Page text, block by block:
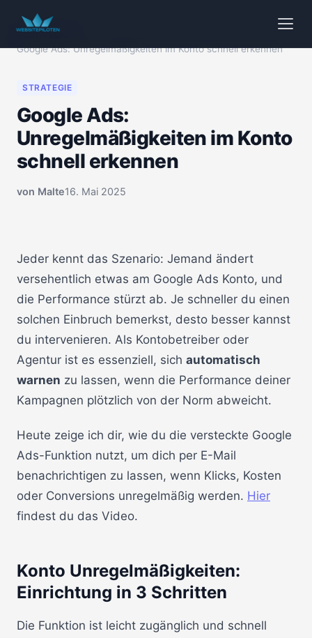
Start/Videos
Google Ads: Unregelmäßigkeiten im Konto schnell erkennen
STRATEGIE
Google Ads:
Unregelmäßigkeiten im Konto
schnell erkennen
von Malte16. Mai 2025
Jeder kennt das Szenario: Jemand ändert
versehentlich etwas am Google Ads Konto, und
die Performance stürzt ab. Je schneller du einen
solchen Einbruch bemerkst, desto besser kannst
du intervenieren. Als Kontobetreiber oder
Agentur ist es essenziell, sich automatisch
warnen zu lassen, wenn die Performance deiner
Kampagnen plötzlich von der Norm abweicht.
Heute zeige ich dir, wie du die versteckte Google
Ads-Funktion nutzt, um dich per E-Mail
benachrichtigen zu lassen, wenn Klicks, Kosten
oder Conversions unregelmäßig werden. Hier
findest du das Video.
Konto Unregelmäßigkeiten:
Einrichtung in 3 Schritten
Die Funktion ist leicht zugänglich und schnell